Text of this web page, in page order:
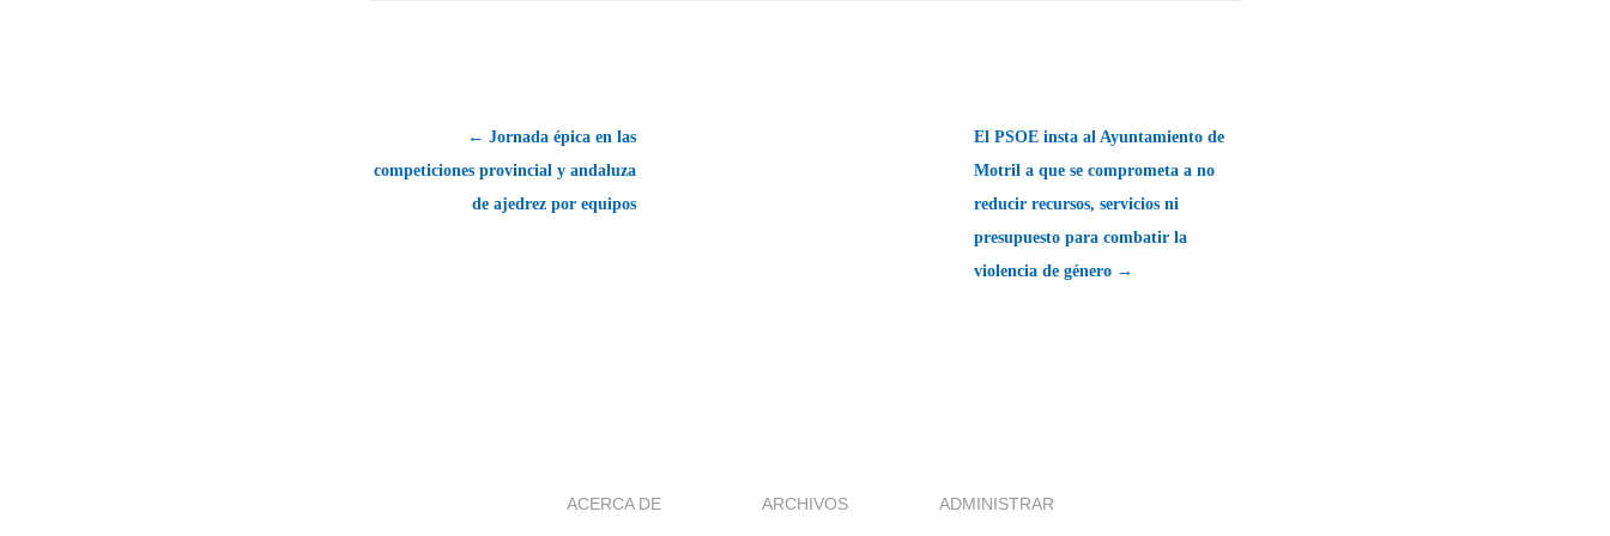
← Jornada épica en las
competiciones provincial y andaluza
de ajedrez por equipos
El PSOE insta al Ayuntamiento de
Motril a que se comprometa a no
reducir recursos, servicios ni
presupuesto para combatir la
violencia de género →
ACERCA DE ARCHIVOS ADMINISTRAR